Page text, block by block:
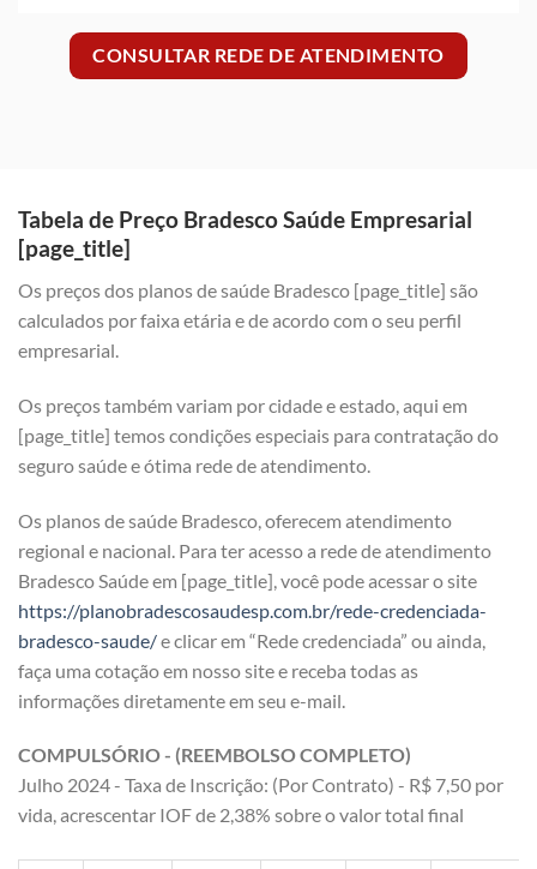
CONSULTAR REDE DE ATENDIMENTO
Tabela de Preço Bradesco Saúde Empresarial
[page_title]
Os preços dos planos de saúde Bradesco [page_title] são
calculados por faixa etária e de acordo com o seu perfil
empresarial.
Os preços também variam por cidade e estado, aqui em
[page_title] temos condições especiais para contratação do
seguro saúde e ótima rede de atendimento.
Os planos de saúde Bradesco, oferecem atendimento
regional e nacional. Para ter acesso a rede de atendimento
Bradesco Saúde em [page_title], você pode acessar o site
https://planobradescosaudesp.com.br/rede-credenciada-
bradesco-saude/e clicar em “Rede credenciada” ou ainda,
faça uma cotação em nosso site e receba todas as
informações diretamente em seu e-mail.
COMPULSÓRIO - (REEMBOLSO COMPLETO)
Julho 2024 - Taxa de Inscrição: (Por Contrato) - R$ 7,50 por
vida, acrescentar IOF de 2,38% sobre o valor total final